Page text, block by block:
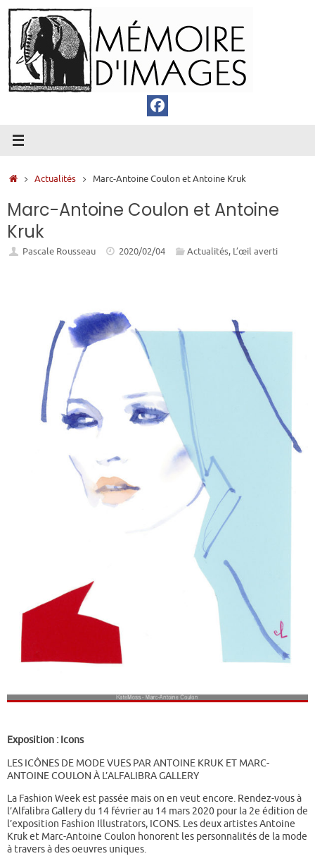
Passer
au
contenu
Accueil
Actualités Marc-Antoine Coulon et Antoine Kruk
Marc-Antoine Coulon et Antoine
Kruk
Pascale Rousseau 2020/02/04 Actualités, L’œil averti
Exposition : Icons
LES ICÔNES DE MODE VUES PAR ANTOINE KRUK ET MARC-
ANTOINE COULON À L’ALFALIBRA GALLERY
La Fashion Week est passée mais on en veut encore. Rendez-vous à
l’Alfalibra Gallery du 14 février au 14 mars 2020 pour la 2e édition de
l’exposition Fashion Illustrators, ICONS. Les deux artistes Antoine
Kruk et Marc-Antoine Coulon honorent les personnalités de la mode
à travers à des oeuvres uniques.